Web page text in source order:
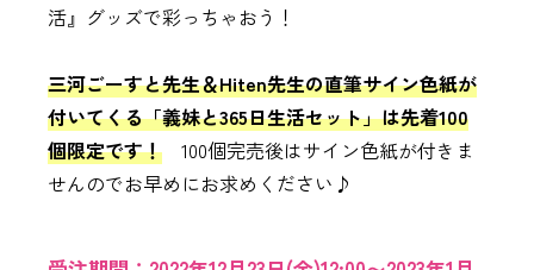
活』グッズで彩っちゃおう！
三河ごーすと先生＆Hiten先生の直筆サイン色紙が
付いてくる「義妹と365日生活セット」は先着100
個限定です！100個完売後はサイン色紙が付きま
せんのでお早めにお求めください♪